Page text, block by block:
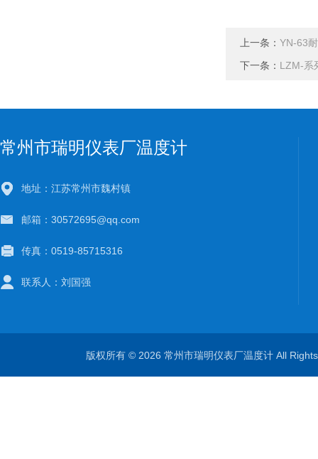
上一条： YN-63
下一条： LZM-系
常州市瑞明仪表厂温度计
地址：江苏常州市魏村镇
邮箱：30572695@qq.com
传真：0519-85715316
联系人：刘国强
版权所有 © 2026 常州市瑞明仪表厂温度计 All